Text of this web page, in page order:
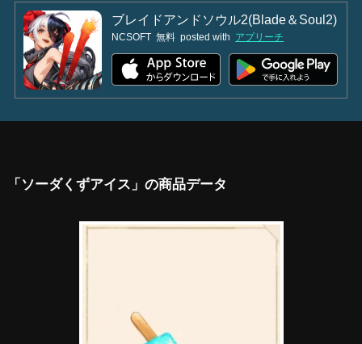
ブレイドアンドソウル2(Blade＆Soul2)
NCSOFT 無料 posted with アプリーチ
「ソーダくずアイス」の商品データ